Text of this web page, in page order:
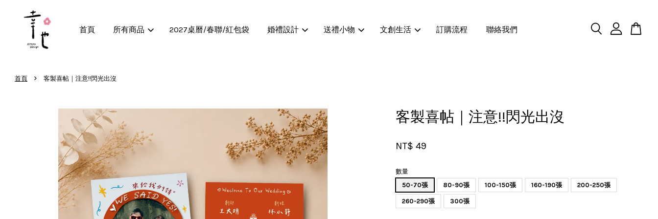
首頁 所有商品 2027桌曆/春聯/紅包袋 婚禮設計 送禮小物 文創生活 訂購流程 聯絡我們
首頁 › 客製喜帖｜注意!!閃光出沒
客製喜帖｜注意!!閃光出沒
NT$ 49
數量
50-70張
80-90張 100-150張 160-190張 200-250張
260-290張 300張
繼續購物